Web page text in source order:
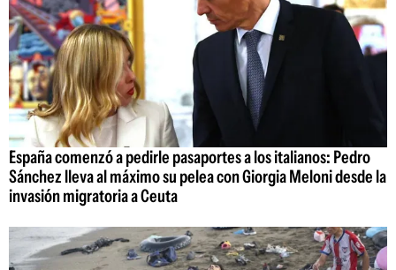
España comenzó a pedirle pasaportes a los italianos: Pedro
Sánchez lleva al máximo su pelea con Giorgia Meloni desde la
invasión migratoria a Ceuta